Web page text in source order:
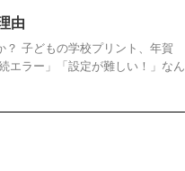
由
？ 子どもの学校プリント、年賀
エラー」「設定が難しい！」なん